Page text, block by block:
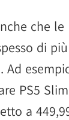
che le
di
Ad
PS5
a